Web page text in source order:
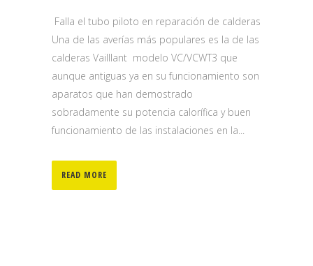
Falla el tubo piloto en reparación de calderas
Una de las averías más populares es la de las
calderas Vailllant modelo VC/VCWT3 que
aunque antiguas ya en su funcionamiento son
aparatos que han demostrado
sobradamente su potencia calorífica y buen
funcionamiento de las instalaciones en la...
READ MORE